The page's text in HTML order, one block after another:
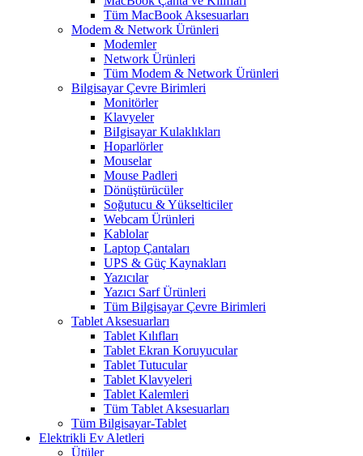
Tüm MacBook Aksesuarları
Modem & Network Ürünleri
Modemler
Network Ürünleri
Tüm Modem & Network Ürünleri
Bilgisayar Çevre Birimleri
Monitörler
Klavyeler
BiIgisayar Kulaklıkları
Hoparlörler
Mouselar
Mouse Padleri
Dönüştürücüler
Soğutucu & Yükselticiler
Webcam Ürünleri
Kablolar
Laptop Çantaları
UPS & Güç Kaynakları
Yazıcılar
Yazıcı Sarf Ürünleri
Tüm Bilgisayar Çevre Birimleri
Tablet Aksesuarları
Tablet Kılıfları
Tablet Ekran Koruyucular
Tablet Tutucular
Tablet Klavyeleri
Tablet Kalemleri
Tüm Tablet Aksesuarları
Tüm Bilgisayar-Tablet
Elektrikli Ev Aletleri
Ütüler